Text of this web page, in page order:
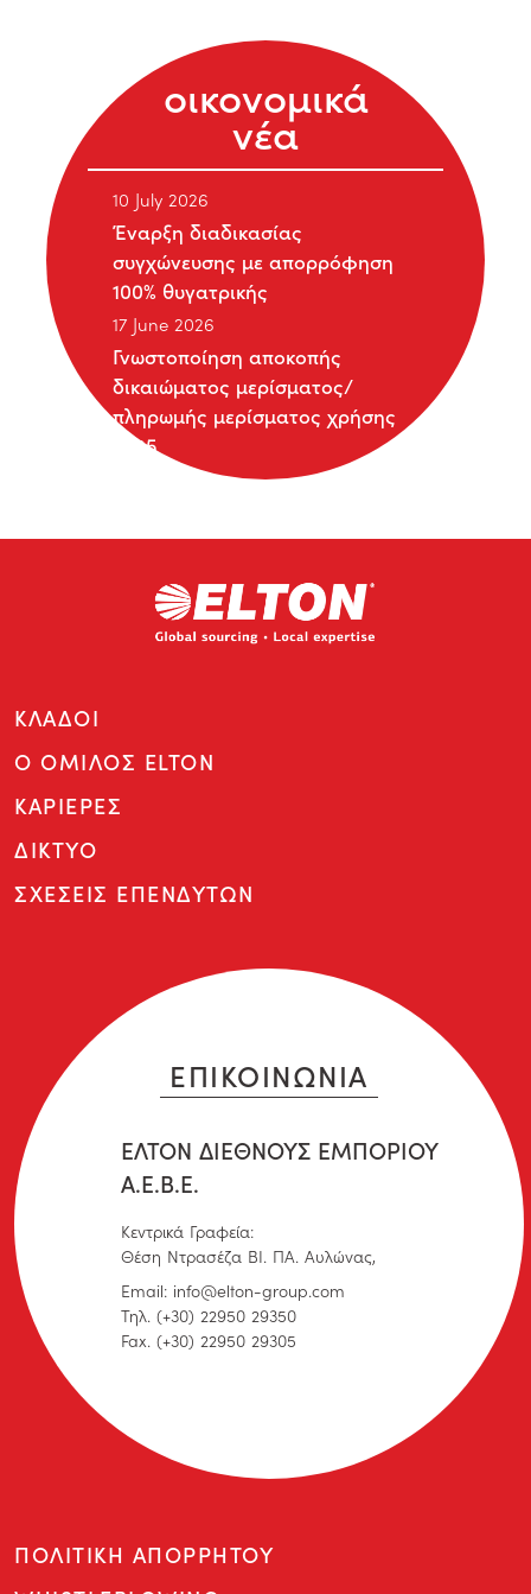
οικονομικά
νέα
10 July 2026
Έναρξη διαδικασίας
συγχώνευσης με απορρόφηση
100% θυγατρικής
17 June 2026
Γνωστοποίηση αποκοπής
δικαιώματος μερίσματος/
πληρωμής μερίσματος χρήσης
2025
ΚΛΑΔΟΙ
Ο ΟΜΙΛΟΣ ELTON
ΚΑΡΙΕΡΕΣ
ΔΙΚΤΥΟ
ΣΧΕΣΕΙΣ ΕΠΕΝΔΥΤΩΝ
ΕΠΙΚΟΙΝΩΝΙΑ
ΕΛΤΟΝ ΔΙΕΘΝΟΥΣ ΕΜΠΟΡΙΟΥ
Α.Ε.Β.Ε.
Κεντρικά Γραφεία:
Θέση Ντρασέζα ΒΙ. ΠΑ. Αυλώνας,
Email: info@elton-group.com
Τηλ. (+30) 22950 29350
Fax. (+30) 22950 29305
ΠΟΛΙΤΙΚΗ ΑΠΟΡΡΗΤΟΥ